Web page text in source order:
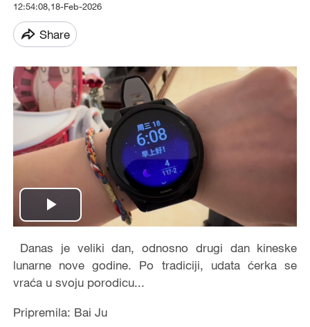
12:54:08,18-Feb-2026
Share
Play
Video
Danas je veliki dan, odnosno drugi dan kineske
lunarne nove godine. Po tradiciji, udata ćerka se
vraća u svoju porodicu...
Pripremila: Bai Ju